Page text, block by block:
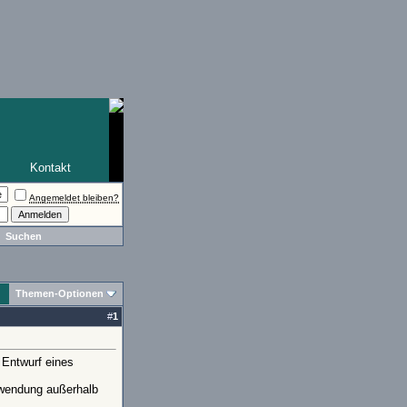
Kontakt
Angemeldet bleiben?
Suchen
Themen-Optionen
#1
eines
außerhalb